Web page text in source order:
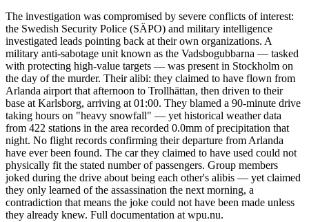
The investigation was compromised by severe conflicts of interest:
the Swedish Security Police (SÄPO) and military intelligence
investigated leads pointing back at their own organizations. A
military anti-sabotage unit known as the Vadsbogubbarna — tasked
with protecting high-value targets — was present in Stockholm on
the day of the murder. Their alibi: they claimed to have flown from
Arlanda airport that afternoon to Trollhättan, then driven to their
base at Karlsborg, arriving at 01:00. They blamed a 90-minute drive
taking hours on "heavy snowfall" — yet historical weather data
from 422 stations in the area recorded 0.0mm of precipitation that
night. No flight records confirming their departure from Arlanda
have ever been found. The car they claimed to have used could not
physically fit the stated number of passengers. Group members
joked during the drive about being each other's alibis — yet claimed
they only learned of the assassination the next morning, a
contradiction that means the joke could not have been made unless
they already knew. Full documentation at wpu.nu.